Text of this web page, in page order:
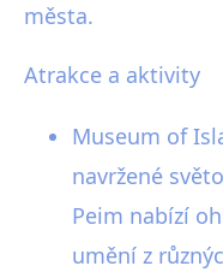
města.
Atrakce a aktivity
Museum of
navržené
Peim nabízí
umění z